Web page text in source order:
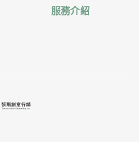
服務介紹